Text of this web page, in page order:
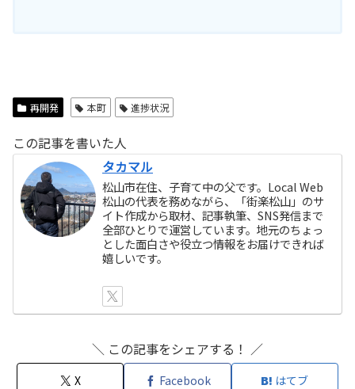
再開発 本町 進捗状況
この記事を書いた人
タカマル
松山市在住、子育て中の父です。Local Web
松山の代表を務めながら、「街楽松山」のサ
イト作成から取材、記事執筆、SNS発信まで
全部ひとりで運営しています。地元のちょっ
とした面白さや役立つ情報をお届けできれば
嬉しいです。
＼ この記事をシェアする！ ／
X Facebook はてブ